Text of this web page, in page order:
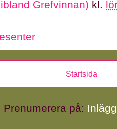
Grefvinnan) kl.
Startsida
Prenumerera på: